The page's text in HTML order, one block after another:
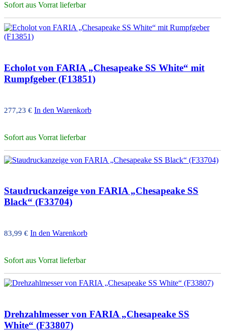
Sofort aus Vorrat lieferbar
Echolot von FARIA „Chesapeake SS White“ mit
Rumpfgeber (F13851)
277,23 € In den Warenkorb
Sofort aus Vorrat lieferbar
Staudruckanzeige von FARIA „Chesapeake SS
Black“ (F33704)
83,99 € In den Warenkorb
Sofort aus Vorrat lieferbar
Drehzahlmesser von FARIA „Chesapeake SS
White“ (F33807)